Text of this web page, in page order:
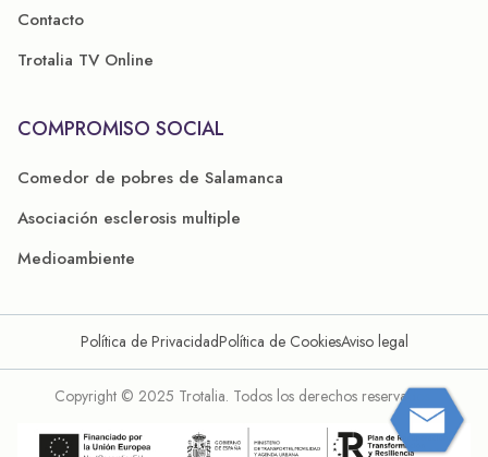
Contacto
Trotalia TV Online
COMPROMISO SOCIAL
Comedor de pobres de Salamanca
Asociación esclerosis multiple
Medioambiente
Política de PrivacidadPolítica de CookiesAviso legal
Copyright © 2025 Trotalia. Todos los derechos reservados.